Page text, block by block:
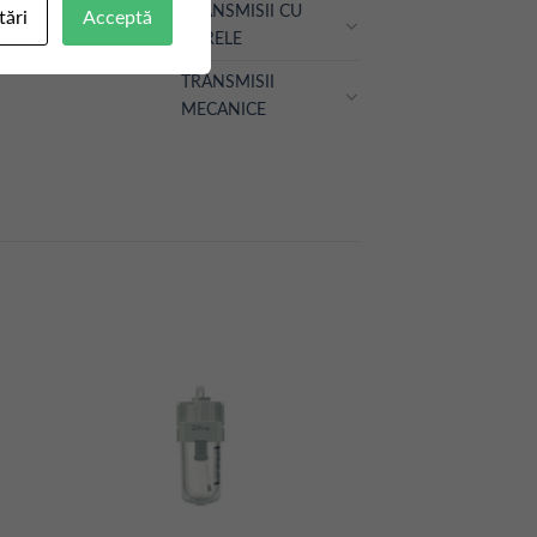
TRANSMISII CU
CURELE
TRANSMISII
MECANICE
Acceptă